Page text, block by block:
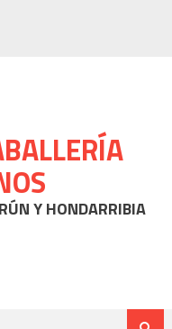
Y HONDARRIBIA